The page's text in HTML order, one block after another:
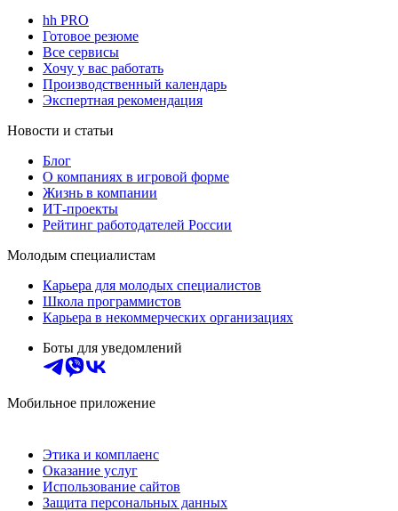
hh PRO
Готовое резюме
Все сервисы
Хочу у вас работать
Производственный календарь
Экспертная рекомендация
Новости и статьи
Блог
О компаниях в игровой форме
Жизнь в компании
ИТ-проекты
Рейтинг работодателей России
Молодым специалистам
Карьера для молодых специалистов
Школа программистов
Карьера в некоммерческих организациях
Боты для уведомлений
Мобильное приложение
Этика и комплаенс
Оказание услуг
Использование сайтов
Защита персональных данных